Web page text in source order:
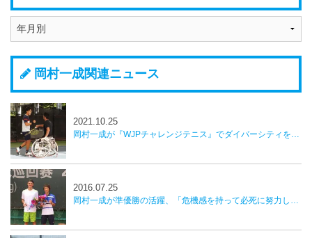
岡村一成関連ニュース
岡村一成が『WJPチャレンジテニス』でダイバーシティを実感。「キャリアの中で貴重な体験」
2021.10.25
岡村一成が準優勝の活躍、「危機感を持って必死に努力したい」／中国フューチャーズ
2016.07.25